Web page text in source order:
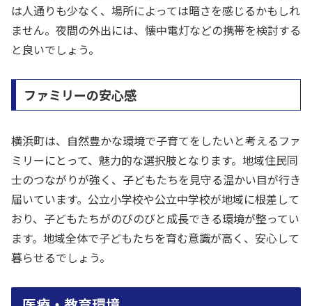
は人通りも少なく、場所によっては暗さを感じるかもしれ
ません。夜間の外出には、懐中電灯などの携帯を検討する
と良いでしょう。
ファミリーの安心感
横浜町は、自然豊かな環境で子育てをしたいと考えるファ
ミリーにとって、魅力的な選択肢となります。地域住民同
士のつながりが強く、子どもたちを見守る温かい目が行き
届いています。公立小学校や公立中学校が地域に根差して
おり、子どもたちがのびのびと成長できる環境が整ってい
ます。地域全体で子どもたちを育む意識が高く、安心して
暮らせるでしょう。